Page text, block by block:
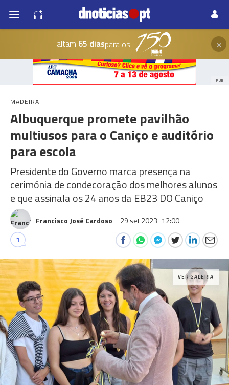
Faltam 65 diaspara os ×
PUB
MADEIRA
Albuquerque promete pavilhão
multiusos para o Caniço e auditório
para escola
Presidente do Governo marca presença na
cerimónia de condecoração dos melhores alunos
e que assinala os 24 anos da EB23 DO Caniço
Francisco José Cardoso 29 set 2023 12:00
1
VER GALERIA